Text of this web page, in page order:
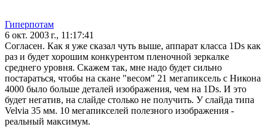
Гиперпотам
6 окт. 2003 г., 11:17:41
Согласен. Как я уже сказал чуть выше, аппарат класса 1Ds как
раз и будет хорошим конкурентом пленочной зеркалке
среднего уровня. Скажем так, мне надо будет сильно
постараться, чтобы на скане "весом" 21 мегапиксель с Никона
4000 было больше деталей изображения, чем на 1Ds. И это
будет негатив, на слайде столько не получить. У слайда типа
Velvia 35 мм. 10 мегапикселей полезного изображения -
реальный максимум.